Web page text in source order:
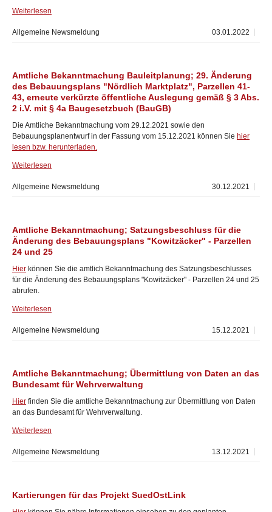
Weiterlesen
03.01.2022
Allgemeine Newsmeldung
Amtliche Bekanntmachung Bauleitplanung; 29. Änderung
des Bebauungsplans "Nördlich Marktplatz", Parzellen 41-
43, erneute verkürzte öffentliche Auslegung gemäß § 3 Abs.
2 i.V. mit § 4a Baugesetzbuch (BauGB)
Die Amtliche Bekanntmachung vom 29.12.2021 sowie den
Bebauungsplanentwurf in der Fassung vom 15.12.2021 können Sie hier
lesen bzw. herunterladen.
Weiterlesen
30.12.2021
Allgemeine Newsmeldung
Amtliche Bekanntmachung; Satzungsbeschluss für die
Änderung des Bebauungsplans "Kowitzäcker" - Parzellen
24 und 25
Hier können Sie die amtlich Bekanntmachung des Satzungsbeschlusses
für die Änderung des Bebauungsplans "Kowitzäcker" - Parzellen 24 und 25
abrufen.
Weiterlesen
15.12.2021
Allgemeine Newsmeldung
Amtliche Bekanntmachung; Übermittlung von Daten an das
Bundesamt für Wehrverwaltung
Hier finden Sie die amtliche Bekanntmachung zur Übermittlung von Daten
an das Bundesamt für Wehrverwaltung.
Weiterlesen
13.12.2021
Allgemeine Newsmeldung
Kartierungen für das Projekt SuedOstLink